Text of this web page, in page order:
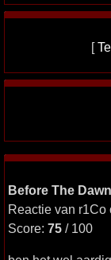
[
Before The
Reactie van r1Co
Score: 75 / 100